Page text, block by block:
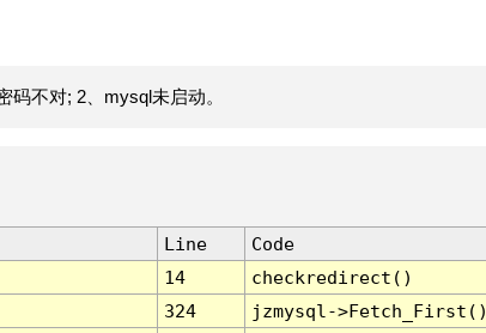
不对; 2、mysql未启动。
Line
Code
14
checkredirect()
324
jzmysql-